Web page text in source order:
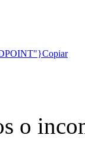
Copiar
o